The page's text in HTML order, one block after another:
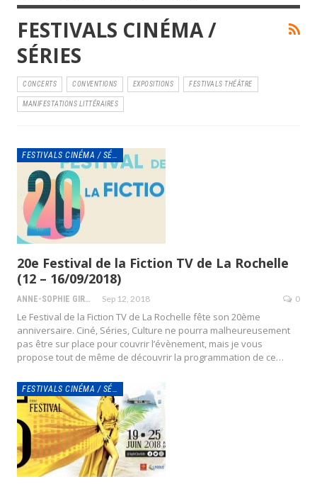
FESTIVALS CINÉMA /
SÉRIES
CONCERTS CONVENTIONS EXPOSITIONS FESTIVALS THÉÂTRE
MANIFESTATIONS LITTÉRAIRES
FESTIVALS CINÉMA / SÉRIES
20e Festival de la Fiction TV de La Rochelle
(12 – 16/09/2018)
ANNE-SOPHIE GIRAUD Sep 12, 2018 0
Le Festival de la Fiction TV de La Rochelle fête son 20ème
anniversaire. Ciné, Séries, Culture ne pourra malheureusement
pas être sur place pour couvrir l’évènement, mais je vous
propose tout de même de découvrir la programmation de ce…